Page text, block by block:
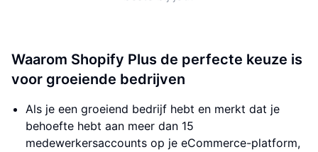
Waarom Shopify Plus de perfecte keuze is
voor groeiende bedrijven
Als je een groeiend bedrijf hebt en merkt dat je
behoefte hebt aan meer dan 15
medewerkersaccounts op je eCommerce-platform,